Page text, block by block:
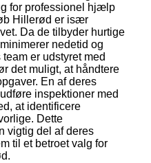
for professionel hjælp
Hillerød er især
Da de tilbyder hurtige
nedetid og
er udstyret med
det muligt, at håndtere
En af deres
inspektioner med
at identificere
Dette
vigtig del af deres
til et betroet valg for